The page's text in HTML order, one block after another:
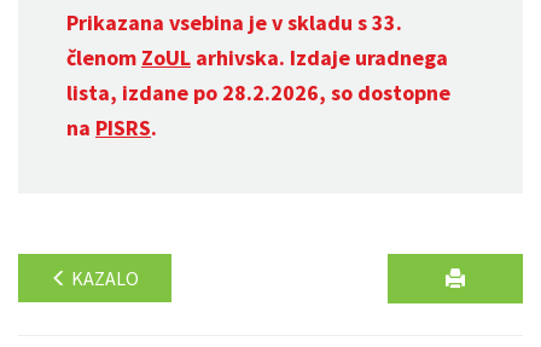
Prikazana vsebina je v skladu s 33.
členom ZoUL arhivska. Izdaje uradnega
lista, izdane po 28.2.2026, so dostopne
na PISRS.
KAZALO